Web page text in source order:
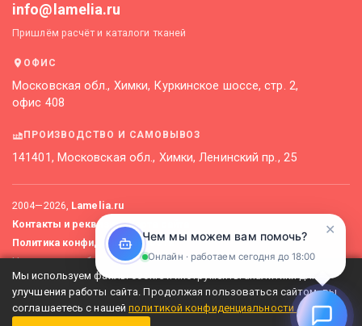
info@lamelia.ru
Пришлём расчёт и каталоги тканей
ОФИС
Московская обл., Химки, Куркинское шоссе, стр. 2,
офис 408
ПРОИЗВОДСТВО И САМОВЫВОЗ
141401, Московская обл., Химки, Ленинский пр., 25
2004—2026, Lamelia.ru
Контакты и реквизитыКарта сайта
Политика конфиденциальности
Не является публичной офертой. Актуальные цены уточняйте
у менеджеров.
Мы используем файлы cookie и инструменты аналитики для
улучшения работы сайта. Продолжая пользоваться сайтом, вы
соглашаетесь с нашейполитикой конфиденциальности.
✕
Чем мы можем вам помочь?
Онлайн · работаем сегодня до 18:00